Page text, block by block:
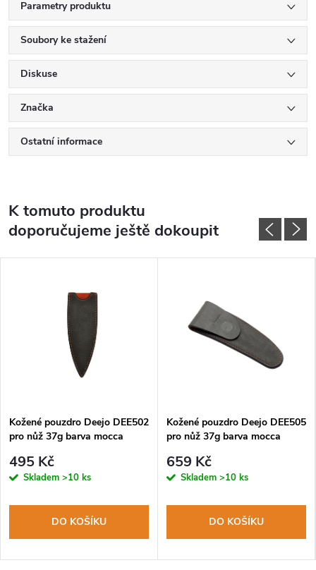
Parametry produktu
Soubory ke stažení
Diskuse
Značka
Ostatní informace
K tomuto produktu
doporučujeme ještě dokoupit
Kožené pouzdro Deejo DEE502
pro nůž 37g barva mocca
495 Kč
Skladem >10 ks
DO KOŠÍKU
Kožené pouzdro Deejo DEE505
pro nůž 37g barva mocca
659 Kč
Skladem >10 ks
DO KOŠÍKU